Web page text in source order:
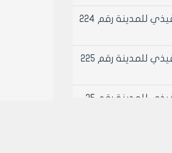
قرار المكتب التنفيذي للمدينة رقم 224
قرار المكتب التنفيذي للمدينة رقم 225
قرار المكتب التنفيذي للمدينة رقم 25